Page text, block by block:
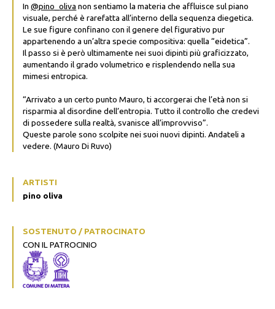
In@pino_oliva non sentiamo la materia che affluisce sul piano
visuale, perché è rarefatta all’interno della sequenza diegetica.
Le sue figure confinano con il genere del figurativo pur
appartenendo a un’altra specie compositiva: quella “eidetica”.
Il passo si è però ultimamente nei suoi dipinti più graficizzato,
aumentando il grado volumetrico e risplendendo nella sua
mimesi entropica.
“Arrivato a un certo punto Mauro, ti accorgerai che l’età non si
risparmia al disordine dell’entropia. Tutto il controllo che credevi
di possedere sulla realtà, svanisce all’improvviso”.
Queste parole sono scolpite nei suoi nuovi dipinti. Andateli a
vedere. (Mauro Di Ruvo)
ARTISTI
pino oliva
SOSTENUTO / PATROCINATO
CON IL PATROCINIO